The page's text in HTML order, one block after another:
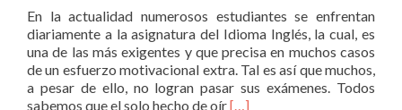
En la actualidad numerosos estudiantes se enfrentan
diariamente a la asignatura del Idioma Inglés, la cual, es
una de las más exigentes y que precisa en muchos casos
de un esfuerzo motivacional extra. Tal es así que muchos,
a pesar de ello, no logran pasar sus exámenes. Todos
sabemos que el solo hecho de oírRead
[…]